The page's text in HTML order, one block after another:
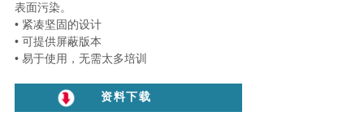
表面污染。
• 紧凑坚固的设计
• 可提供屏蔽版本
• 易于使用，无需太多培训
资料下载